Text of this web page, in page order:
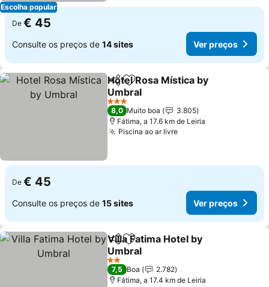
Escolha popular
De € 45
Consulte os preços de 14 sites Ver preços
PartilharAdicionar aos favoritos
Hotel Rosa Mística by
Umbral
Ver preços
3 Estrelas
8,0 Muito boa
3.805
Fátima, a 17.6 km de Leiria
Piscina ao ar livreVer preços
De € 45
Consulte os preços de 15 sites Ver preços
PartilharAdicionar aos favoritos
Villa Fatima Hotel by
Umbral
Ver preços
2 Estrelas
7,5 Boa
2.782
Fátima, a 17.4 km de Leiria